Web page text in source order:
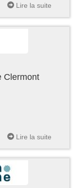
Lire la suite
Clermont
Lire la suite